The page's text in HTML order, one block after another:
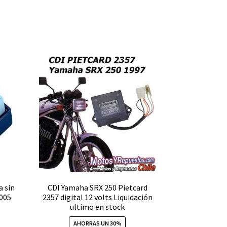
sin
CDI Yamaha SRX 250 Pietcard
2357 digital 12 volts Liquidación
ultimo en stock
AHORRAS UN 30%